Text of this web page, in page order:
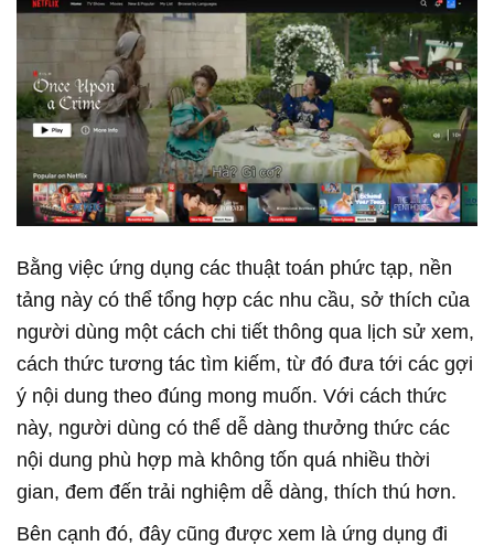
Bằng việc ứng dụng các thuật toán phức tạp, nền
tảng này có thể tổng hợp các nhu cầu, sở thích của
người dùng một cách chi tiết thông qua lịch sử xem,
cách thức tương tác tìm kiếm, từ đó đưa tới các gợi
ý nội dung theo đúng mong muốn. Với cách thức
này, người dùng có thể dễ dàng thưởng thức các
nội dung phù hợp mà không tốn quá nhiều thời
gian, đem đến trải nghiệm dễ dàng, thích thú hơn.
Bên cạnh đó, đây cũng được xem là ứng dụng đi